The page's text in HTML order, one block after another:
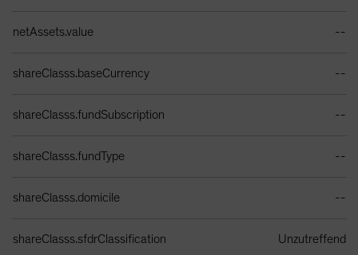
netAssets.value --
shareClasss.baseCurrency --
shareClasss.fundSubscription --
shareClasss.fundType --
shareClasss.domicile --
shareClasss.sfdrClassification Unzutreffend